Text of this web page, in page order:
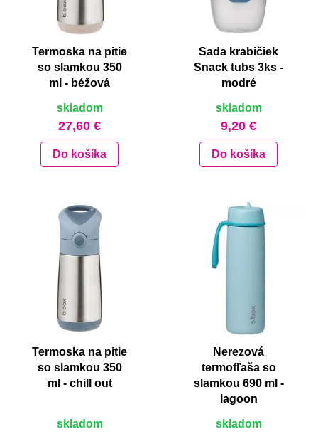
Termoska na pitie
so slamkou 350
ml - béžová
skladom
27,60 €
Do košíka
Sada krabičiek
Snack tubs 3ks -
modré
skladom
9,20 €
Do košíka
Termoska na pitie
so slamkou 350
ml - chill out
skladom
Nerezová
termofľaša so
slamkou 690 ml -
lagoon
skladom